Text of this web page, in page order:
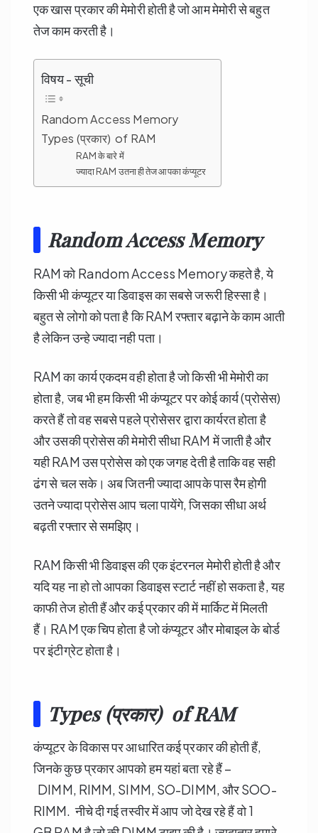
एक खास प्रकार की मेमोरी होती है जो आम मेमोरी से बहुत
तेज काम करती है।
विषय - सूची
Random Access Memory
Types (प्रकार) of RAM
RAM के बारे में
ज्यादा RAM उतना ही तेज आपका कंप्यूटर
Random Access Memory
RAM काे Random Access Memory कहते है, ये
किसी भी कंप्यूटर या डिवाइस का सबसे जरूरी हिस्‍सा है।
बहुत से लोगो को पता है कि RAM रफ्तार बढ़ाने के काम आती
है लेकिन उन्‍हे ज्‍यादा नही पता।
RAM का कार्य एकदम वही होता है जो किसी भी मेमोरी का
होता है, जब भी हम किसी भी कंप्यूटर पर कोई कार्य (प्रोसेस)
करते हैं तो वह सबसे पहले प्रोसेसर द्वारा कार्यरत होता है
और उसकी प्रोसेस की मेमोरी सीधा RAM में जाती है और
यही RAM उस प्रोसेस को एक जगह देती है ताकि वह सही
ढंग से चल सके। अब जितनी ज्यादा आपके पास रैम होगी
उतने ज्यादा प्रोसेस आप चला पायेंगे, जिसका सीधा अर्थ
बढ़ती रफ्तार से समझिए।
RAM किसी भी डिवाइस की एक इंटरनल मेमोरी होती है और
यदि यह ना हो तो आपका डिवाइस स्टार्ट नहीं हो सकता है, यह
काफी तेज होती हैं और कई प्रकार की में मार्किट में मिलती
हैं। RAM एक चिप होता है जो कंप्यूटर और मोबाइल के बोर्ड
पर इंटीग्रेट होता है।
Types (प्रकार) of RAM
कंप्यूटर के विकास पर आधारित कई प्रकार की होती हैं,
जिनके कुछ प्रकार आपको हम यहां बता रहे हैं –
DIMM, RIMM, SIMM, SO-DIMM, और SOO-
RIMM. नीचे दी गई तस्वीर में आप जो देख रहे हैं वो 1